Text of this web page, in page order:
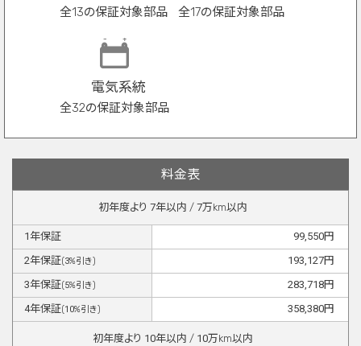
全13の保証対象部品 全17の保証対象部品
電気系統
全32の保証対象部品
料金表
初年度より 7年以内 / 7万km以内
1年保証 99,550円
2年保証(3%引き) 193,127円
3年保証(5%引き) 283,718円
4年保証(10%引き) 358,380円
初年度より 10年以内 / 10万km以内